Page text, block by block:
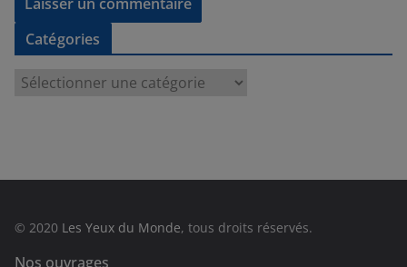
Catégories
e
© 2020 Les Yeux du Monde, tous droits réservés.
Nos ouvrages